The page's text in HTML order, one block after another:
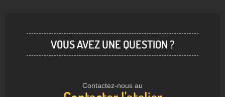
VOUS AVEZ UNE QUESTION ?
Contactez-nous au